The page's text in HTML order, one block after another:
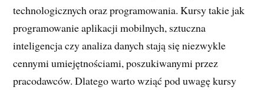
technologicznych oraz programowania. Kursy takie jak
programowanie aplikacji mobilnych, sztuczna
inteligencja czy analiza danych stają się niezwykle
cennymi umiejętnościami, poszukiwanymi przez
pracodawców. Dlatego warto wziąć pod uwagę kursy